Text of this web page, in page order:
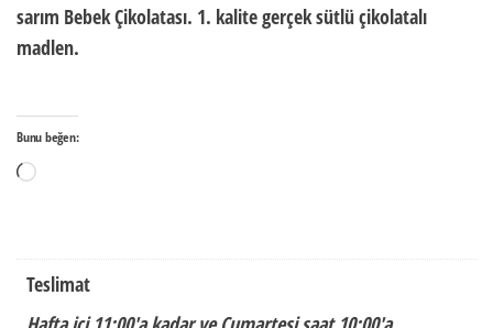
sarım Bebek Çikolatası. 1. kalite gerçek sütlü çikolatalı
madlen.
Bunu beğen:
Yükleniyor...
Teslimat